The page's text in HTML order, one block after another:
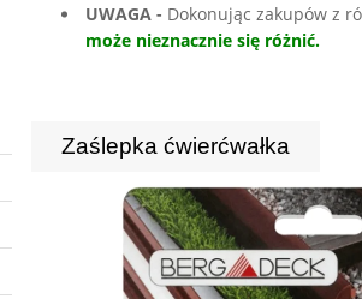
UWAGA - Dokonując zakupów z
może nieznacznie się różnić.
Zaślepka ćwierćwałka